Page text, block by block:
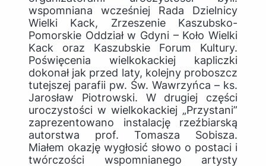
wspomniana wcześniej Rada Dzielnicy
Wielki Kack, Zrzeszenie Kaszubsko-
Pomorskie Oddział w Gdyni – Koło Wielki
Kack oraz Kaszubskie Forum Kultury.
Poświęcenia wielkokackiej kapliczki
dokonał jak przed laty, kolejny proboszcz
tutejszej parafii pw. Św. Wawrzyńca – ks.
Jarosław Piotrowski. W drugiej części
uroczystości w wielkokackiej „Przystani”
zaprezentowano instalację rzeźbiarską
autorstwa prof. Tomasza Sobisza.
Miałem okazję wygłosić słowo o postaci i
twórczości wspomnianego artysty